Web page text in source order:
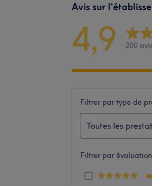
Avis sur
4,9 200 avis
Filtrer par type de
Toutes les
Filtrer par évaluation